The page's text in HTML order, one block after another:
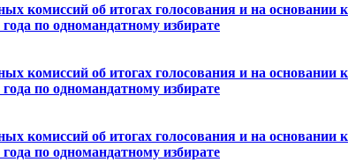
комиссий об итогах голосования и на основании
по одномандатному избирате
комиссий об итогах голосования и на основании
по одномандатному избирате
комиссий об итогах голосования и на основании
по одномандатному избирате